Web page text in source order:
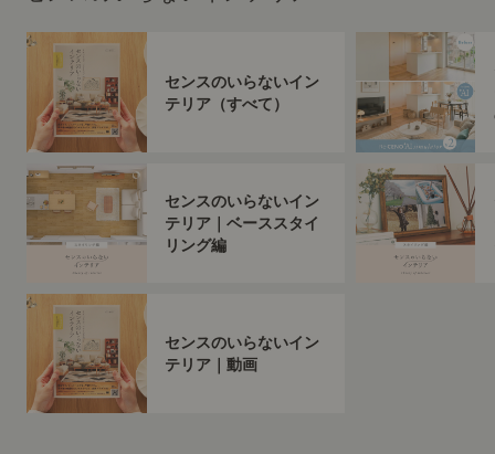
センスのいらないイン
テリア（すべて）
センスのいらないイン
テリア｜ベーススタイ
リング編
センスのいらないイン
テリア｜動画